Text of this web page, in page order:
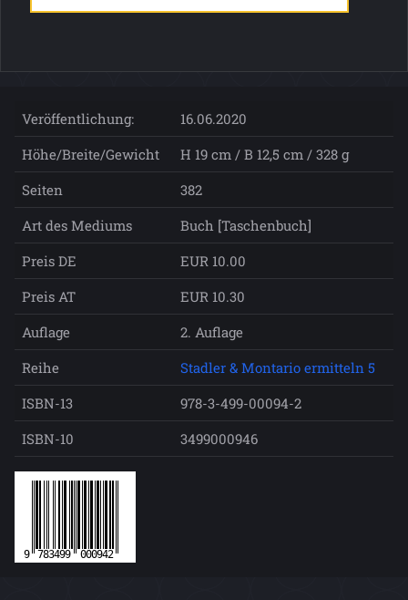
Veröffentlichung:
16.06.2020
Höhe/Breite/Gewicht
H 19 cm / B 12,5 cm / 328 g
Seiten
382
Art des Mediums
Buch [Taschenbuch]
Preis DE
EUR 10.00
Preis AT
EUR 10.30
Auflage
2. Auflage
Reihe
Stadler & Montario ermitteln 5
ISBN-13
978-3-499-00094-2
ISBN-10
3499000946